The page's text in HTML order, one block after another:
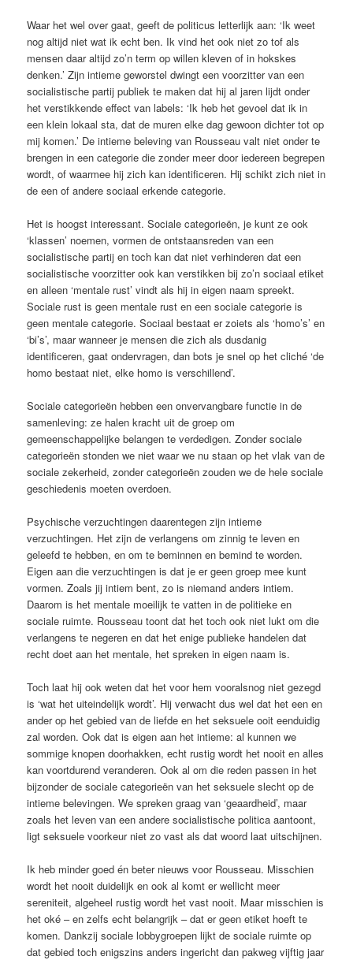
Waar het wel over gaat, geeft de politicus letterlijk aan: ‘Ik weet
nog altijd niet wat ik echt ben. Ik vind het ook niet zo tof als
mensen daar altijd zo’n term op willen kleven of in hokskes
denken.’ Zijn intieme geworstel dwingt een voorzitter van een
socialistische partij publiek te maken dat hij al jaren lijdt onder
het verstikkende effect van labels: ‘Ik heb het gevoel dat ik in
een klein lokaal sta, dat de muren elke dag gewoon dichter tot op
mij komen.’ De intieme beleving van Rousseau valt niet onder te
brengen in een categorie die zonder meer door iedereen begrepen
wordt, of waarmee hij zich kan identificeren. Hij schikt zich niet in
de een of andere sociaal erkende categorie.
Het is hoogst interessant. Sociale categorieën, je kunt ze ook
‘klassen’ noemen, vormen de ontstaansreden van een
socialistische partij en toch kan dat niet verhinderen dat een
socialistische voorzitter ook kan verstikken bij zo’n sociaal etiket
en alleen ‘mentale rust’ vindt als hij in eigen naam spreekt.
Sociale rust is geen mentale rust en een sociale categorie is
geen mentale categorie. Sociaal bestaat er zoiets als ‘homo’s’ en
‘bi’s’, maar wanneer je mensen die zich als dusdanig
identificeren, gaat ondervragen, dan bots je snel op het cliché ‘de
homo bestaat niet, elke homo is verschillend’.
Sociale categorieën hebben een onvervangbare functie in de
samenleving: ze halen kracht uit de groep om
gemeenschappelijke belangen te verdedigen. Zonder sociale
categorieën stonden we niet waar we nu staan op het vlak van de
sociale zekerheid, zonder categorieën zouden we de hele sociale
geschiedenis moeten overdoen.
Psychische verzuchtingen daarentegen zijn intieme
verzuchtingen. Het zijn de verlangens om zinnig te leven en
geleefd te hebben, en om te beminnen en bemind te worden.
Eigen aan die verzuchtingen is dat je er geen groep mee kunt
vormen. Zoals jij intiem bent, zo is niemand anders intiem.
Daarom is het mentale moeilijk te vatten in de politieke en
sociale ruimte. Rousseau toont dat het toch ook niet lukt om die
verlangens te negeren en dat het enige publieke handelen dat
recht doet aan het mentale, het spreken in eigen naam is.
Toch laat hij ook weten dat het voor hem vooralsnog niet gezegd
is ‘wat het uiteindelijk wordt’. Hij verwacht dus wel dat het een en
ander op het gebied van de liefde en het seksuele ooit eenduidig
zal worden. Ook dat is eigen aan het intieme: al kunnen we
sommige knopen doorhakken, echt rustig wordt het nooit en alles
kan voortdurend veranderen. Ook al om die reden passen in het
bijzonder de sociale categorieën van het seksuele slecht op de
intieme belevingen. We spreken graag van ‘geaardheid’, maar
zoals het leven van een andere socialistische politica aantoont,
ligt seksuele voorkeur niet zo vast als dat woord laat uitschijnen.
Ik heb minder goed én beter nieuws voor Rousseau. Misschien
wordt het nooit duidelijk en ook al komt er wellicht meer
sereniteit, algeheel rustig wordt het vast nooit. Maar misschien is
het oké – en zelfs echt belangrijk – dat er geen etiket hoeft te
komen. Dankzij sociale lobbygroepen lijkt de sociale ruimte op
dat gebied toch enigszins anders ingericht dan pakweg vijftig jaar